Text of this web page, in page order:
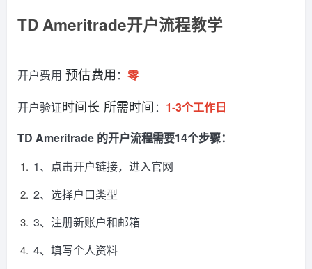
TD Ameritrade开户流程教学
开户费用 预估费用 ：零
开户验证时间长 所需时间 ： 1-3个工作日
TD Ameritrade 的开户流程需要14个步骤：
1、点击开户链接，进入官网
2、选择户口类型
3、注册新账户和邮箱
4、填写个人资料